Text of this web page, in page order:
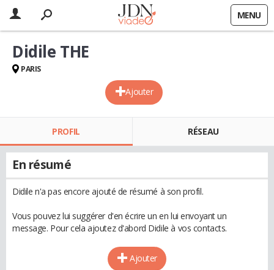
MENU
Ajouter
Didile THE
PARIS
PROFIL RÉSEAU
En résumé
Didile n'a pas encore ajouté de résumé à son profil.
Vous pouvez lui suggérer d'en écrire un en lui envoyant un
message. Pour cela ajoutez d'abord Didile à vos contacts.
Ajouter